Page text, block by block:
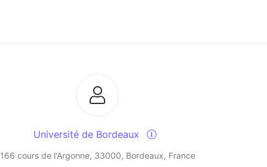
Université de Bordeaux
166 cours de l'Argonne, 33000, Bordeaux, France